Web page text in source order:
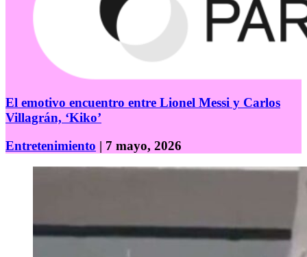
El emotivo encuentro entre Lionel Messi y Carlos
Villagrán, ‘Kiko’
Entretenimiento | 7 mayo, 2026